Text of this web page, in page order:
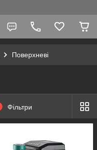
Поверхневі
Фільтри